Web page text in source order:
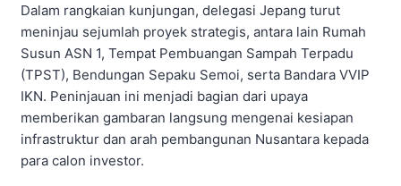
Dalam rangkaian kunjungan, delegasi Jepang turut
meninjau sejumlah proyek strategis, antara lain Rumah
Susun ASN 1, Tempat Pembuangan Sampah Terpadu
(TPST), Bendungan Sepaku Semoi, serta Bandara VVIP
IKN. Peninjauan ini menjadi bagian dari upaya
memberikan gambaran langsung mengenai kesiapan
infrastruktur dan arah pembangunan Nusantara kepada
para calon investor.